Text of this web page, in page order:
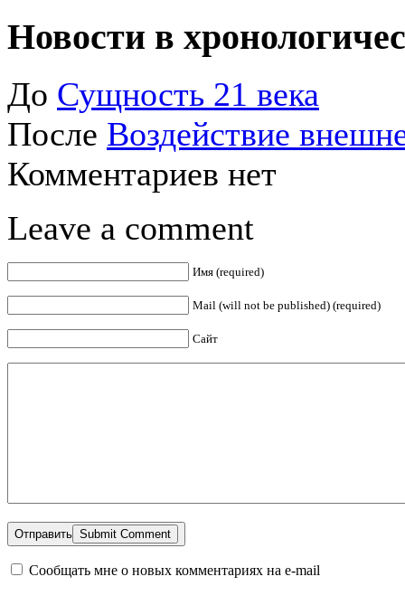
Новости в
До Сущность 21 века
После Воздействие
Комментариев нет
Leave a comment
Имя (required)
Mail (will not be published) (required)
Сайт
Отправить
Сообщать мне о новых комментариях на e-mail